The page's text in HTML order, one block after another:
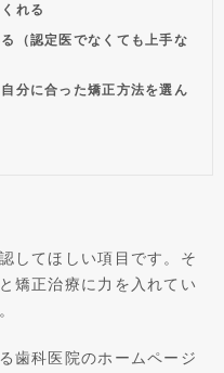
れる
（認定医でなくても上手な
分に合った矯正方法を選ん
してほしい項目です。そ
矯正治療に力を入れてい
歯科医院のホームページ